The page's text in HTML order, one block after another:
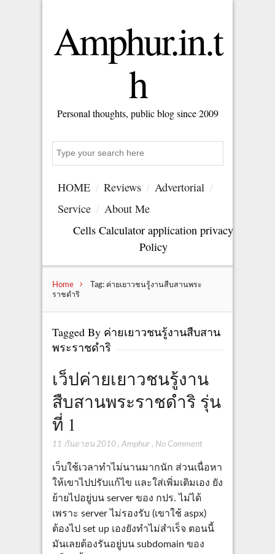
Amphur.in.t
h
Personal thoughts, public blog since 2009
HOME Reviews
Advertorial
Service
About Me
Cells Calculator application privacy
Policy
Home
Tag: ค่ายเยาวชนรู้งานสืบสานพระ
ราชดำริ
Tagged By ค่ายเยาวชนรู้งานสืบสาน
พระราชดำริ
เว็ปค่ายเยาวชนรู้งาน
สืบสานพระราชดำริ รุ่น
ที่ 1
11 กันยายน 2010, Amphur, No Comment
เว็บใช้เวลาทำไม่นานมากนัก ส่วนเนื่อหา
ให้เขาไปปรับแก้ไข และใส่เพิ่มเติมเอง ยัง
ย้ายไปอยู่บน server ของ กปร. ไม่ได้
เพราะ server ไม่รองรับ (เขาใช้ aspx)
ต้องไป set up เองยังทำไม่สำเร็จ ตอนนี้
มันเลยต้องรันอยู่บน subdomain ของ